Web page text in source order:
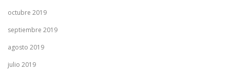
octubre 2019
septiembre 2019
agosto 2019
julio 2019